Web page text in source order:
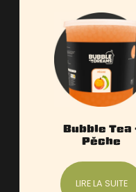
Bubble Tea
Pêche
LIRE LA SUITE